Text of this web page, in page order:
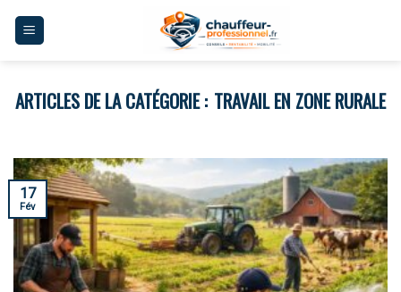
TRAVAIL EN ZONE RURALE
17
Fév